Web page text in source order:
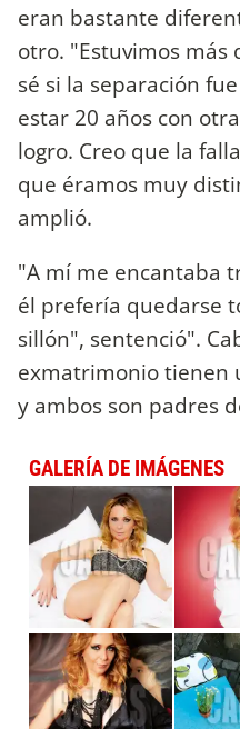
eran bastante
otro. "Estuvimos más
sé si la separación
estar 20 años con
logro. Creo que la
que éramos muy
amplió.
"A mí me encantaba
él prefería quedarse
sillón", sentenció".
exmatrimonio tienen
y ambos son padres
GALERÍA DE IMÁGENES